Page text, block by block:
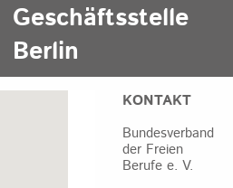
Geschäftsstelle
Berlin
KONTAKT
Bundesverband
der Freien
Berufe e. V.